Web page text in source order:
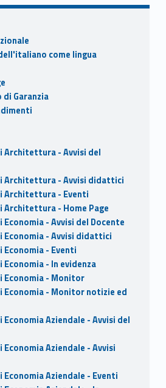
e
come lingua
Garanzia
Architettura - Avvisi del
Architettura - Avvisi didattici
Architettura - Eventi
- Home Page
- Avvisi del Docente
- Avvisi didattici
- Eventi
- In evidenza
Economia - Monitor
- Monitor notizie ed
Aziendale - Avvisi del
Aziendale - Avvisi
Aziendale - Eventi